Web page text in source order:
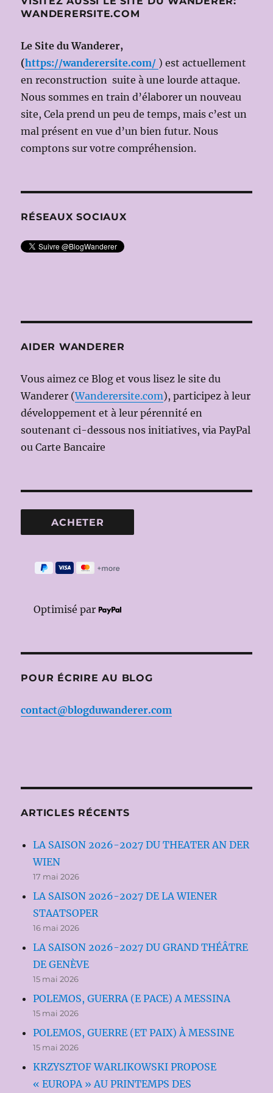
WANDERERSITE.COM
Le Site du Wanderer,
(https://wanderersite.com/ ) est actuellement
en reconstruction suite à une lourde attaque.
Nous sommes en train d’élaborer un nouveau
site, Cela prend un peu de temps, mais c’est un
mal présent en vue d’un bien futur. Nous
comptons sur votre compréhension.
RÉSEAUX SOCIAUX
AIDER WANDERER
Vous aimez ce Blog et vous lisez le site du
Wanderer (Wanderersite.com), participez à leur
développement et à leur pérennité en
soutenant ci-dessous nos initiatives, via PayPal
ou Carte Bancaire
Optimisé par
POUR ÉCRIRE AU BLOG
contact@blogduwanderer.com
ARTICLES RÉCENTS
LA SAISON 2026-2027 DU THEATER AN DER
WIEN
17 mai 2026
LA SAISON 2026-2027 DE LA WIENER
STAATSOPER
16 mai 2026
LA SAISON 2026-2027 DU GRAND THÉÂTRE
DE GENÈVE
15 mai 2026
POLEMOS, GUERRA (E PACE) A MESSINA
15 mai 2026
POLEMOS, GUERRE (ET PAIX) À MESSINE
15 mai 2026
KRZYSZTOF WARLIKOWSKI PROPOSE
« EUROPA » AU PRINTEMPS DES